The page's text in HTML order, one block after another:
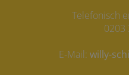
Telefonisch
0203
E-Mail: willy-